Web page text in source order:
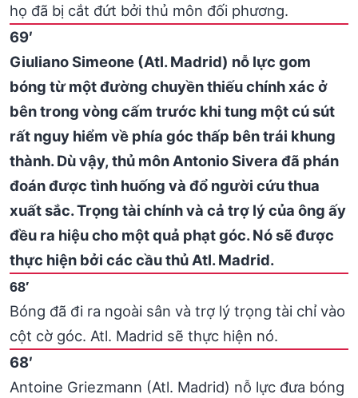
họ đã bị cắt đứt bởi thủ môn đối phương.
69′
Giuliano Simeone (Atl. Madrid) nỗ lực gom
bóng từ một đường chuyền thiếu chính xác ở
bên trong vòng cấm trước khi tung một cú sút
rất nguy hiểm về phía góc thấp bên trái khung
thành. Dù vậy, thủ môn Antonio Sivera đã phán
đoán được tình huống và đổ người cứu thua
xuất sắc. Trọng tài chính và cả trợ lý của ông ấy
đều ra hiệu cho một quả phạt góc. Nó sẽ được
thực hiện bởi các cầu thủ Atl. Madrid.
68′
Bóng đã đi ra ngoài sân và trợ lý trọng tài chỉ vào
cột cờ góc. Atl. Madrid sẽ thực hiện nó.
68′
Antoine Griezmann (Atl. Madrid) nỗ lực đưa bóng